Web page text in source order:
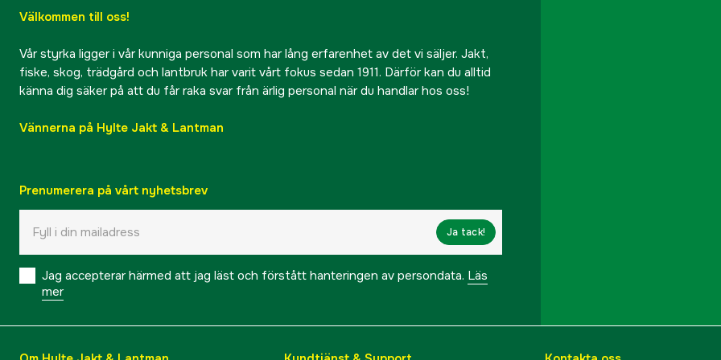
Välkommen till oss!
Vår styrka ligger i vår kunniga personal som har lång erfarenhet av det vi säljer. Jakt,
fiske, skog, trädgård och lantbruk har varit vårt fokus sedan 1911. Därför kan du alltid
känna dig säker på att du får raka svar från ärlig personal när du handlar hos oss!
Vännerna på Hylte Jakt & Lantman
Prenumerera på vårt nyhetsbrev
Ja tack!
Jag accepterar härmed att jag läst och förstått hanteringen av persondata. Läs
mer